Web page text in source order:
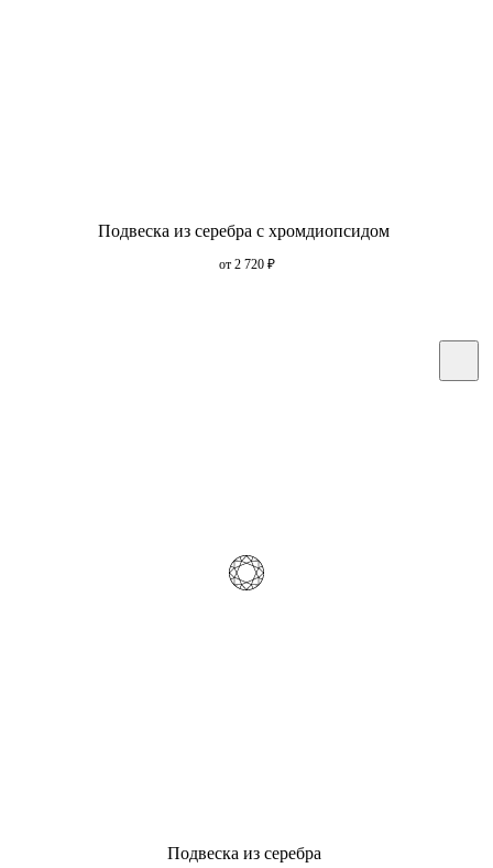
Подвеска из серебра с хромдиопсидом
от 2 720 ₽
Подвеска из серебра